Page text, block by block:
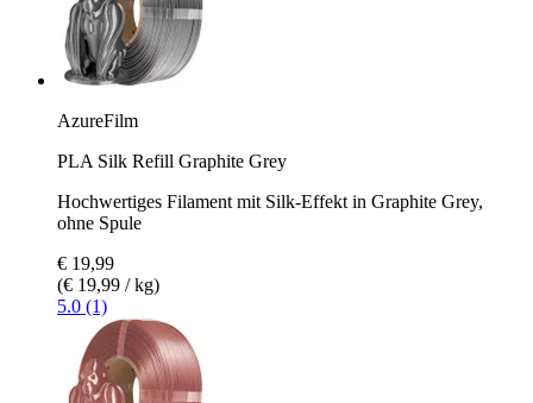
AzureFilm
PLA Silk Refill Graphite Grey
Hochwertiges Filament mit Silk-Effekt in Graphite Grey,
ohne Spule
€ 19,99
(€ 19,99 / kg)
5.0 (1)